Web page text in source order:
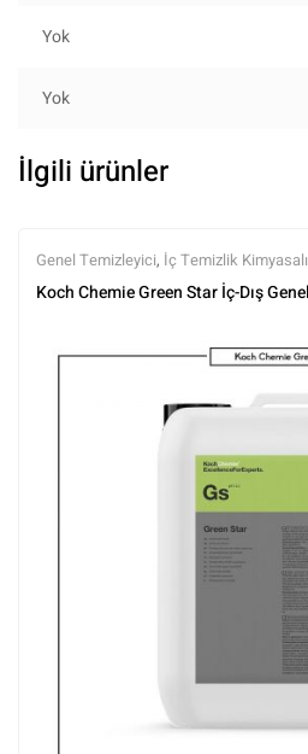
Yok
Yok
İlgili ürünler
Genel Temizleyici, İç Temizlik Kimyasalı
Kimyasalar,Koch Chemie,Markalar,
Koch Chemie Green Star İç-Dış